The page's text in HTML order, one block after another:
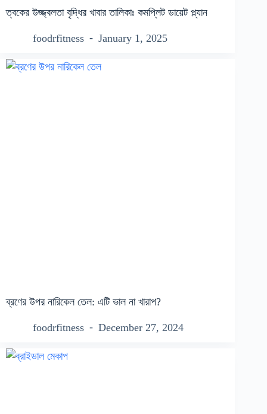
ত্বকের উজ্জ্বলতা বৃদ্ধির খাবার তালিকাঃ কমপ্লিট ডায়েট প্ল্যান
foodrfitness January 1, 2025
ব্রণের উপর নারিকেল তেল: এটি ভাল না খারাপ?
foodrfitness December 27, 2024